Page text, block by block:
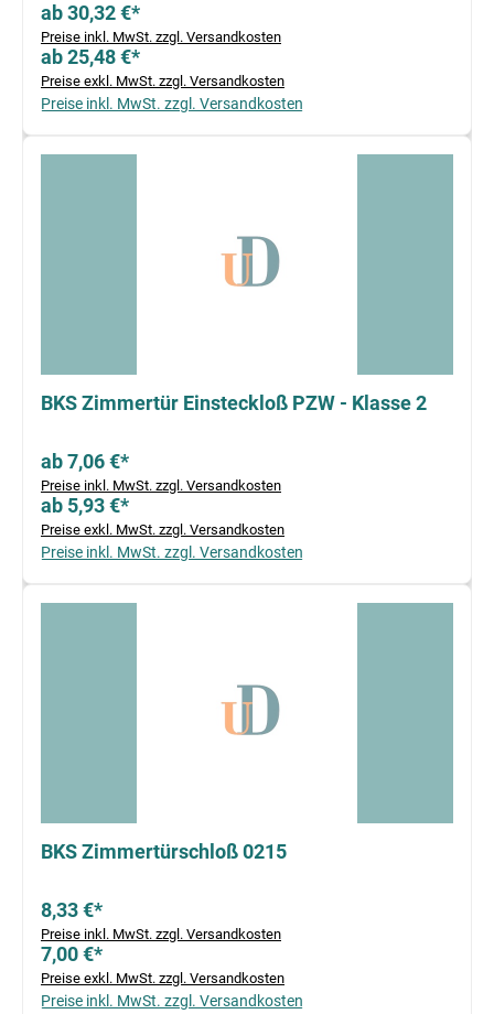
ab 30,32 €*
Preise inkl. MwSt. zzgl. Versandkosten
ab 25,48 €*
Preise exkl. MwSt. zzgl. Versandkosten
Preise inkl. MwSt. zzgl. Versandkosten
BKS Zimmertür Einsteckloß PZW - Klasse 2
ab 7,06 €*
Preise inkl. MwSt. zzgl. Versandkosten
ab 5,93 €*
Preise exkl. MwSt. zzgl. Versandkosten
Preise inkl. MwSt. zzgl. Versandkosten
BKS Zimmertürschloß 0215
8,33 €*
Preise inkl. MwSt. zzgl. Versandkosten
7,00 €*
Preise exkl. MwSt. zzgl. Versandkosten
Preise inkl. MwSt. zzgl. Versandkosten